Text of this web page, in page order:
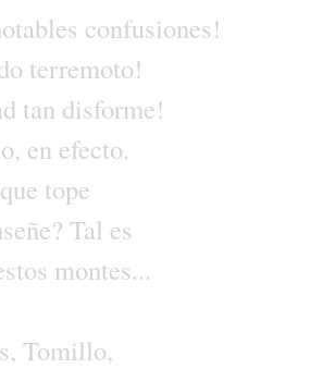
confusiones!
terremoto!
tan disforme!
en efecto.
que tope
Tal es
montes...
Tomillo,